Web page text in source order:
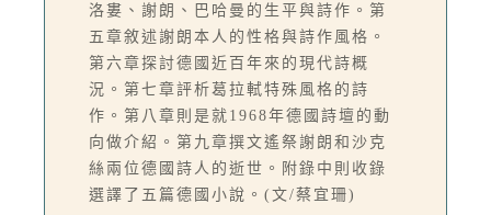
洛婁、謝朗、巴哈曼的生平與詩作。第
五章敘述謝朗本人的性格與詩作風格。
第六章探討德國近百年來的現代詩概
況。第七章評析葛拉軾特殊風格的詩
作。第八章則是就1968年德國詩壇的動
向做介紹。第九章撰文遙祭謝朗和沙克
絲兩位德國詩人的逝世。附錄中則收錄
選譯了五篇德國小說。(文/蔡宜珊)